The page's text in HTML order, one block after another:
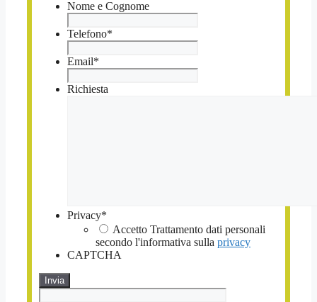
Nome e Cognome
Telefono*
Email*
Richiesta
Privacy*
Accetto Trattamento dati personali
secondo l'informativa sulla privacy
CAPTCHA